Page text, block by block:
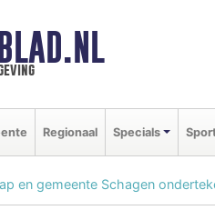
Regionaal Specials
en gemeente Schagen